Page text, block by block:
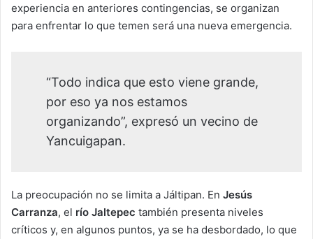
experiencia en anteriores contingencias, se organizan
para enfrentar lo que temen será una nueva emergencia.
“Todo indica que esto viene grande,
por eso ya nos estamos
organizando”, expresó un vecino de
Yancuigapan.
La preocupación no se limita a Jáltipan. En Jesús
Carranza, el río Jaltepec también presenta niveles
críticos y, en algunos puntos, ya se ha desbordado, lo que